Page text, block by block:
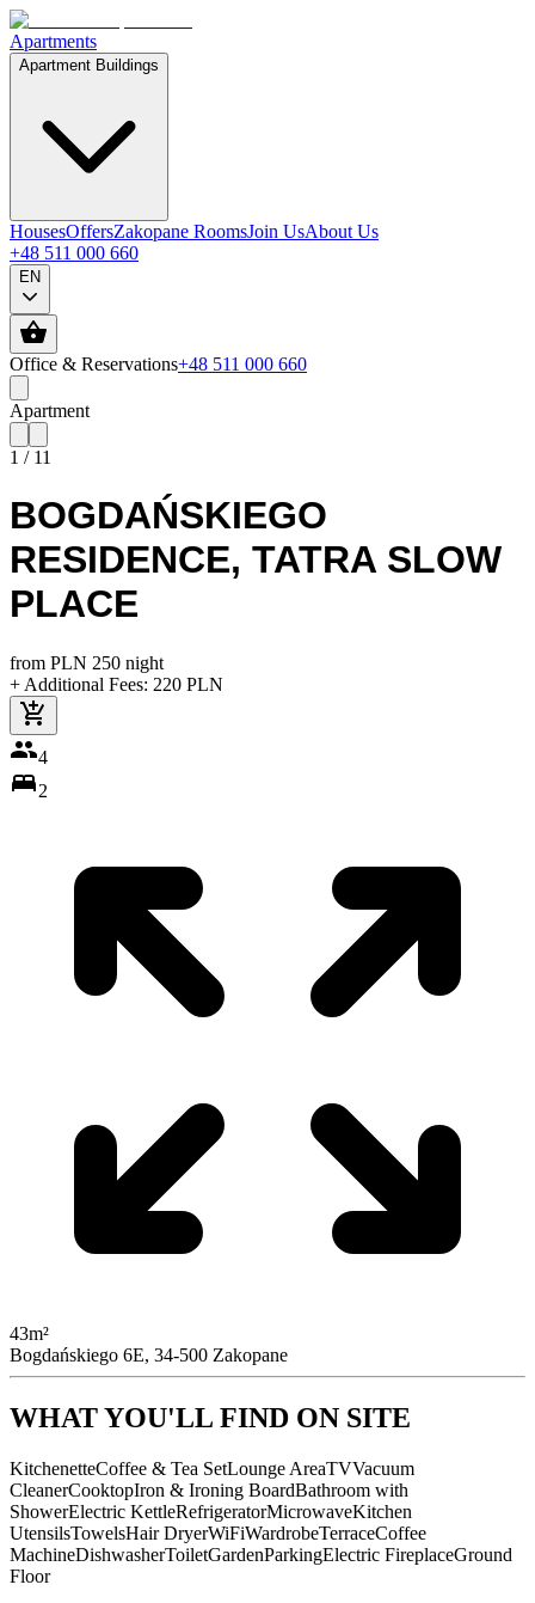
Apartments
Apartment Buildings
HousesOffersZakopane RoomsJoin UsAbout Us
+48 511 000 660
EN
Office & Reservations+48 511 000 660
Apartment
1 / 11
BOGDAŃSKIEGO
RESIDENCE, TATRA SLOW
PLACE
from PLN 250 night
+ Additional Fees: 220 PLN
4
2
43m²
Bogdańskiego 6E, 34-500 Zakopane
WHAT YOU'LL FIND ON SITE
KitchenetteCoffee & Tea SetLounge AreaTVVacuum
CleanerCooktopIron & Ironing BoardBathroom with
ShowerElectric KettleRefrigeratorMicrowaveKitchen
UtensilsTowelsHair DryerWiFiWardrobeTerraceCoffee
MachineDishwasherToiletGardenParkingElectric FireplaceGround
Floor